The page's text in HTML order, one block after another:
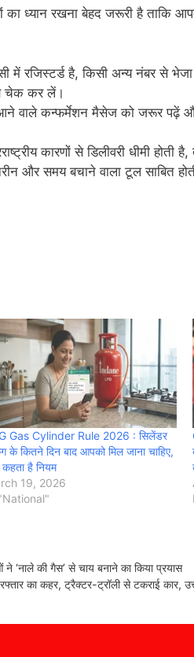
ध्यान रखना बेहद जरूरी है ताकि
में रजिस्टर्ड है, किसी अन्य नंबर से
चेक कर लें।
वाले कन्फर्मेशन मैसेज को जरूर पढ़ें
कारणों से डिलीवरी धीमी होती
और समय बचाने वाला टूल साबित
Gas Cylinder Rule 2026 : सिलेंडर
के कितने दिन बाद आपको मिल जाना चाहिए,
कहता है नियम
19, 2026
ने ‘नाले की गैस’ से चाय बनाने का किया प्रयास
का कहर, ट्रैक्टर-ट्रॉली से टकराई कार,